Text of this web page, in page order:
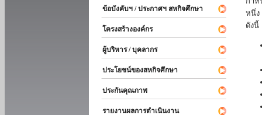
ข้อบังคับฯ / ประกาศฯ สหกิจศึกษา
โครงสร้างองค์กร
ผู้บริหาร / บุคลากร
ประโยชน์ของสหกิจศึกษา
ประกันคุณภาพ
รายงานผลการดำเนินงาน
หนึ่ง
ดังนี้